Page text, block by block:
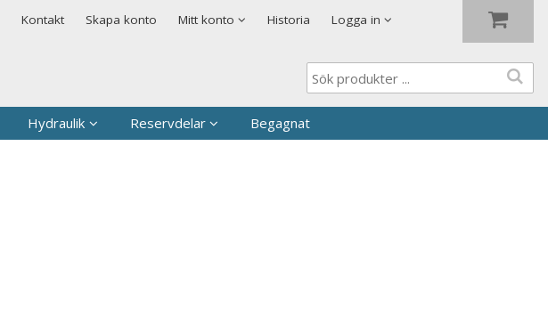
Kontakt Skapa konto Mitt konto Historia Logga in
Lösenord
Hydraulik Reservdelar Begagnat